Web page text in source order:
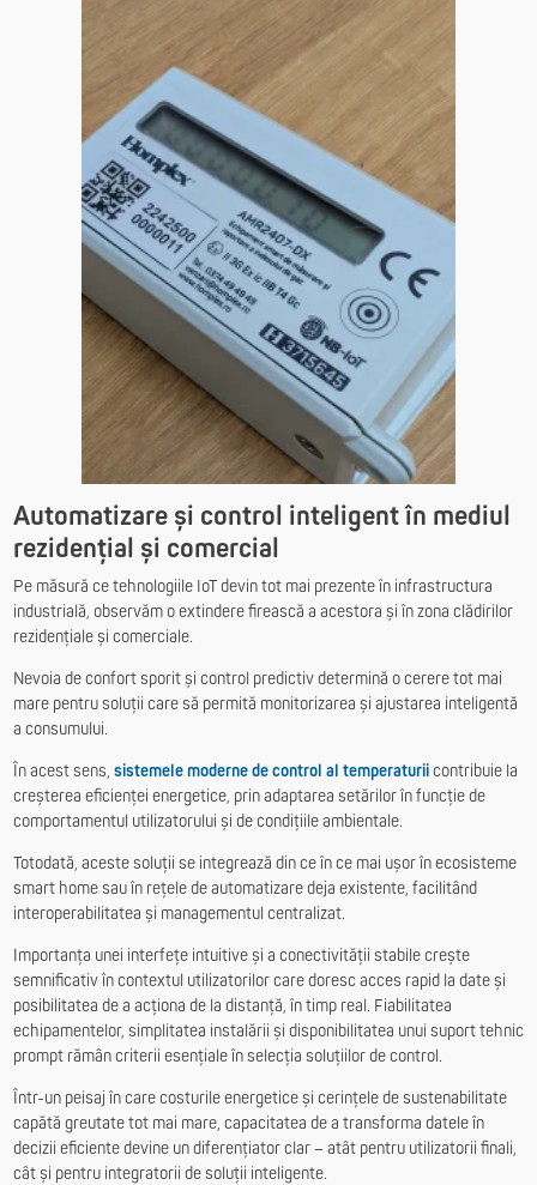
Automatizare și control inteligent în mediul
rezidențial și comercial
Pe măsură ce tehnologiile IoT devin tot mai prezente în infrastructura
industrială, observăm o extindere firească a acestora și în zona clădirilor
rezidențiale și comerciale.
Nevoia de confort sporit și control predictiv determină o cerere tot mai
mare pentru soluții care să permită monitorizarea și ajustarea inteligentă
a consumului.
În acest sens, sistemele moderne de control al temperaturiicontribuie la
creșterea eficienței energetice, prin adaptarea setărilor în funcție de
comportamentul utilizatorului și de condițiile ambientale.
Totodată, aceste soluții se integrează din ce în ce mai ușor în ecosisteme
smart home sau în rețele de automatizare deja existente, facilitând
interoperabilitatea și managementul centralizat.
Importanța unei interfețe intuitive și a conectivității stabile crește
semnificativ în contextul utilizatorilor care doresc acces rapid la date și
posibilitatea de a acționa de la distanță, în timp real. Fiabilitatea
echipamentelor, simplitatea instalării și disponibilitatea unui suport tehnic
prompt rămân criterii esențiale în selecția soluțiilor de control.
Într-un peisaj în care costurile energetice și cerințele de sustenabilitate
capătă greutate tot mai mare, capacitatea de a transforma datele în
decizii eficiente devine un diferențiator clar – atât pentru utilizatorii finali,
cât și pentru integratorii de soluții inteligente.